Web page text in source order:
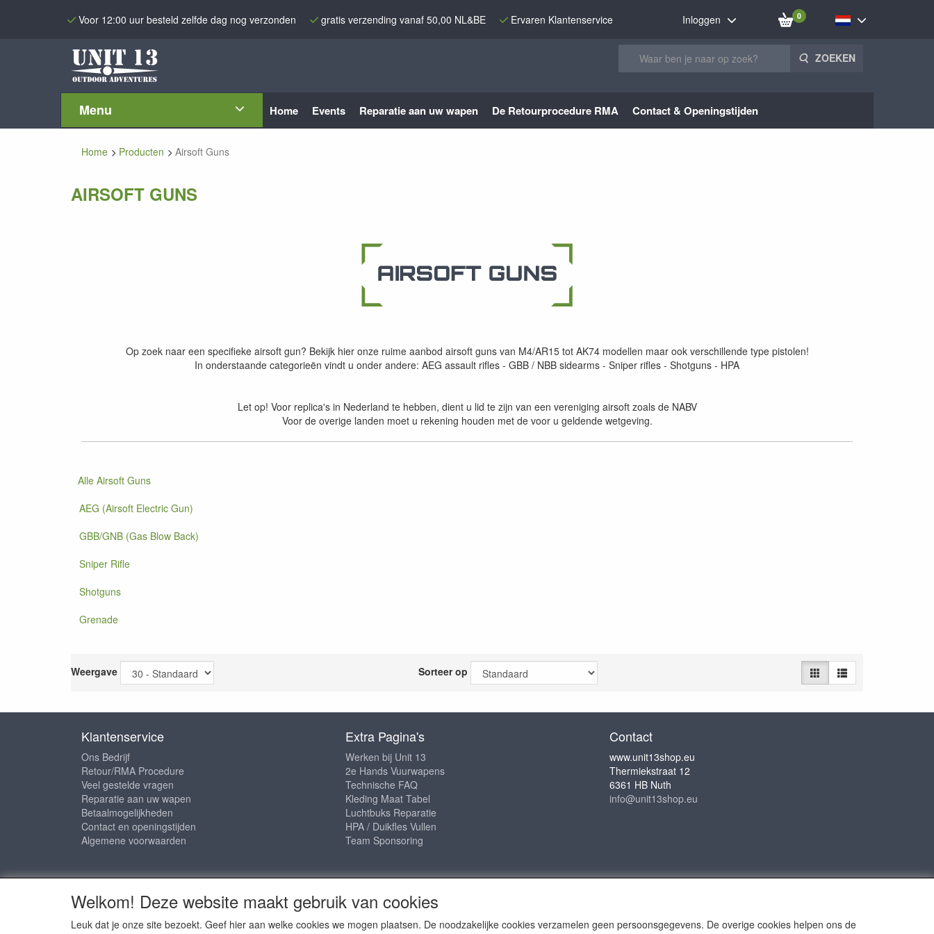
Voor 12:00 uur besteld zelfde dag nog verzonden gratis verzending vanaf 50,00 NL&BE Ervaren Klantenservice Inloggen 0
ZOEKEN
Menu Home Events Reparatie aan uw wapen De Retourprocedure RMA Contact & Openingstijden
Home Producten Airsoft Guns
AIRSOFT GUNS
Op zoek naar een specifieke airsoft gun? Bekijk hier onze ruime aanbod airsoft guns van M4/AR15 tot AK74 modellen maar ook verschillende type pistolen!
In onderstaande categorieën vindt u onder andere: AEG assault rifles - GBB / NBB sidearms - Sniper rifles - Shotguns - HPA
Let op! Voor replica's in Nederland te hebben, dient u lid te zijn van een vereniging airsoft zoals de NABV
Voor de overige landen moet u rekening houden met de voor u geldende wetgeving.
Alle Airsoft Guns
AEG (Airsoft Electric Gun)
GBB/GNB (Gas Blow Back)
Sniper Rifle
Shotguns
Grenade
Weergave Sorteer op
Klantenservice
Ons Bedrijf
Retour/RMA Procedure
Veel gestelde vragen
Reparatie aan uw wapen
Betaalmogelijkheden
Contact en openingstijden
Algemene voorwaarden
Extra Pagina's
Werken bij Unit 13
2e Hands Vuurwapens
Technische FAQ
Kleding Maat Tabel
Luchtbuks Reparatie
HPA / Duikfles Vullen
Team Sponsoring
Contact
www.unit13shop.eu
Thermiekstraat 12
6361 HB Nuth
info@unit13shop.eu
Welkom! Deze website maakt gebruik van cookies
Leuk dat je onze site bezoekt. Geef hier aan welke cookies we mogen plaatsen. De noodzakelijke cookies verzamelen geen persoonsgegevens. De overige cookies helpen ons de